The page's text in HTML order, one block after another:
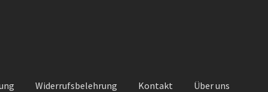
Widerrufsbelehrung Kontakt Über uns